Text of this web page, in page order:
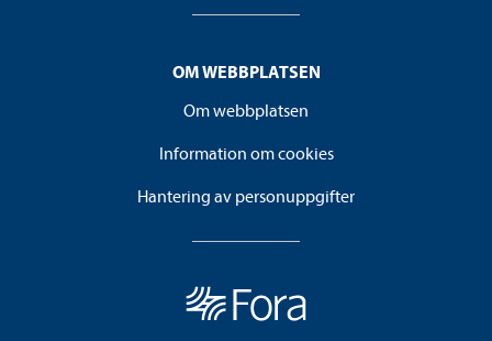
OM WEBBPLATSEN
Om webbplatsen
Information om cookies
Hantering av personuppgifter